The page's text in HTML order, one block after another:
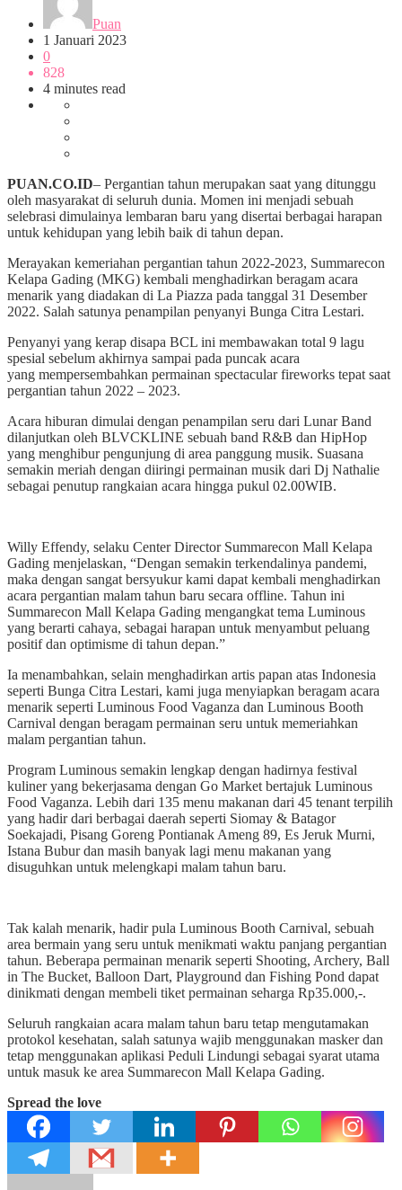
Puan
1 Januari 2023
0
828
4 minutes read
PUAN.CO.ID– Pergantian tahun merupakan saat yang ditunggu
oleh masyarakat di seluruh dunia. Momen ini menjadi sebuah
selebrasi dimulainya lembaran baru yang disertai berbagai harapan
untuk kehidupan yang lebih baik di tahun depan.
Merayakan kemeriahan pergantian tahun 2022-2023, Summarecon
Kelapa Gading (MKG) kembali menghadirkan beragam acara
menarik yang diadakan di La Piazza pada tanggal 31 Desember
2022. Salah satunya penampilan penyanyi Bunga Citra Lestari.
Penyanyi yang kerap disapa BCL ini membawakan total 9 lagu
spesial sebelum akhirnya sampai pada puncak acara
yang mempersembahkan permainan spectacular fireworks tepat saat
pergantian tahun 2022 – 2023.
Acara hiburan dimulai dengan penampilan seru dari Lunar Band
dilanjutkan oleh BLVCKLINE sebuah band R&B dan HipHop
yang menghibur pengunjung di area panggung musik. Suasana
semakin meriah dengan diiringi permainan musik dari Dj Nathalie
sebagai penutup rangkaian acara hingga pukul 02.00WIB.
Willy Effendy, selaku Center Director Summarecon Mall Kelapa
Gading menjelaskan, “Dengan semakin terkendalinya pandemi,
maka dengan sangat bersyukur kami dapat kembali menghadirkan
acara pergantian malam tahun baru secara offline. Tahun ini
Summarecon Mall Kelapa Gading mengangkat tema Luminous
yang berarti cahaya, sebagai harapan untuk menyambut peluang
positif dan optimisme di tahun depan.”
Ia menambahkan, selain menghadirkan artis papan atas Indonesia
seperti Bunga Citra Lestari, kami juga menyiapkan beragam acara
menarik seperti Luminous Food Vaganza dan Luminous Booth
Carnival dengan beragam permainan seru untuk memeriahkan
malam pergantian tahun.
Program Luminous semakin lengkap dengan hadirnya festival
kuliner yang bekerjasama dengan Go Market bertajuk Luminous
Food Vaganza. Lebih dari 135 menu makanan dari 45 tenant terpilih
yang hadir dari berbagai daerah seperti Siomay & Batagor
Soekajadi, Pisang Goreng Pontianak Ameng 89, Es Jeruk Murni,
Istana Bubur dan masih banyak lagi menu makanan yang
disuguhkan untuk melengkapi malam tahun baru.
Tak kalah menarik, hadir pula Luminous Booth Carnival, sebuah
area bermain yang seru untuk menikmati waktu panjang pergantian
tahun. Beberapa permainan menarik seperti Shooting, Archery, Ball
in The Bucket, Balloon Dart, Playground dan Fishing Pond dapat
dinikmati dengan membeli tiket permainan seharga Rp35.000,-.
Seluruh rangkaian acara malam tahun baru tetap mengutamakan
protokol kesehatan, salah satunya wajib menggunakan masker dan
tetap menggunakan aplikasi Peduli Lindungi sebagai syarat utama
untuk masuk ke area Summarecon Mall Kelapa Gading.
Spread the love